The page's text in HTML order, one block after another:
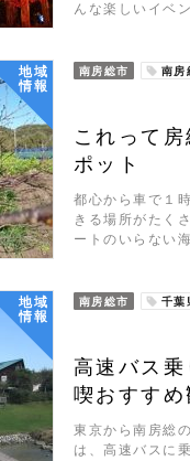
んな楽しいイベ
地域
情報
南房総市 南房
これって
ポット
都心から車で１
きる場所がたく
ートのいらない
地域
情報
南房総市 千葉
高速バス
喫おすすめ
東京から南房総
は、高速バスに